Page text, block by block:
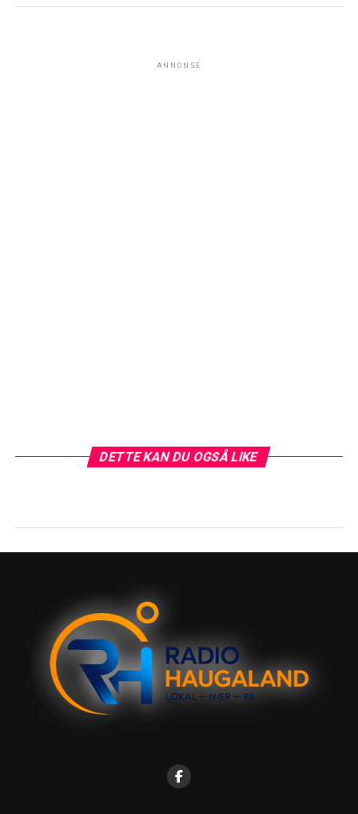
ANNONSE
DETTE KAN DU OGSÅ LIKE